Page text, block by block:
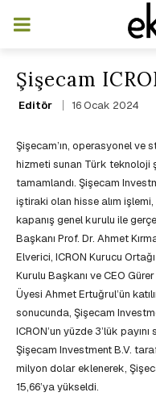
Şişecam
Editör 16 Ocak 2024
Şişecam’ın, operasyonel
hizmeti sunan Türk teknoloji
tamamlandı. Şişecam
iştiraki olan hisse alım
kapanış genel kurulu ile
Başkanı Prof. Dr. Ahmet
Elverici, ICRON Kurucu
Kurulu Başkanı ve CEO
Üyesi Ahmet Ertuğrul’ün
sonucunda, Şişecam
ICRON’un yüzde 3’lük
Şişecam Investment B.V.
milyon dolar eklenerek,
15,66’ya yükseldi.